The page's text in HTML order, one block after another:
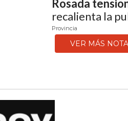
Rosada
recalienta la
Provincia
VER MÁS